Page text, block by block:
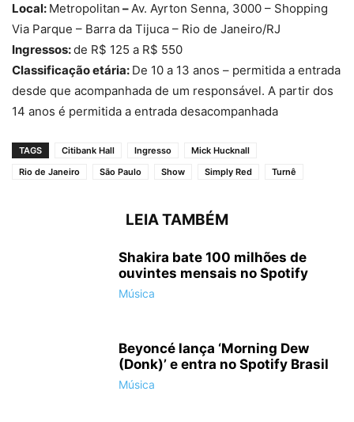
Local: Metropolitan –Av. Ayrton Senna, 3000 – Shopping
Via Parque – Barra da Tijuca – Rio de Janeiro/RJ
Ingressos:de R$ 125 a R$ 550
Classificação etária: De 10 a 13 anos – permitida a entrada
desde que acompanhada de um responsável. A partir dos
14 anos é permitida a entrada desacompanhada
TAGS Citibank Hall Ingresso
Mick Hucknall
Rio de Janeiro
São Paulo Show Simply Red Turnê
LEIA TAMBÉM
Shakira bate 100 milhões de
ouvintes mensais no Spotify
Música
Beyoncé lança ‘Morning Dew
(Donk)’ e entra no Spotify Brasil
Música